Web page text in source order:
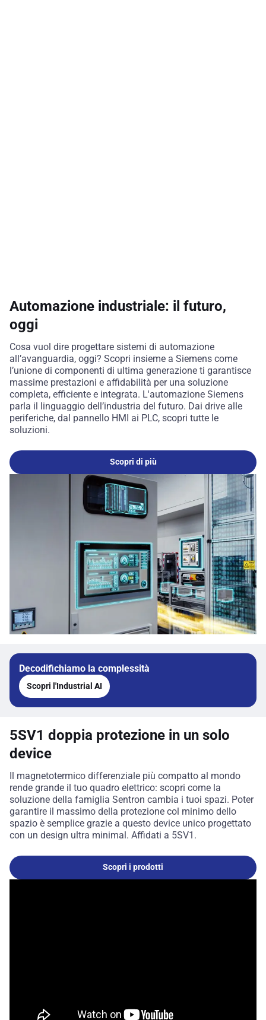
Automazione industriale: il futuro,
oggi
Cosa vuol dire progettare sistemi di automazione
all’avanguardia, oggi? Scopri insieme a Siemens come
l’unione di componenti di ultima generazione ti garantisce
massime prestazioni e affidabilità per una soluzione
completa, efficiente e integrata. L'automazione Siemens
parla il linguaggio dell’industria del futuro. Dai drive alle
periferiche, dal pannello HMI ai PLC, scopri tutte le
soluzioni.
Scopri di più
Decodifichiamo la complessità
Scopri l'Industrial AI
5SV1 doppia protezione in un solo
device
Il magnetotermico differenziale più compatto al mondo
rende grande il tuo quadro elettrico: scopri come la
soluzione della famiglia Sentron cambia i tuoi spazi. Poter
garantire il massimo della protezione col minimo dello
spazio è semplice grazie a questo device unico progettato
con un design ultra minimal. Affidati a 5SV1.
Scopri i prodotti